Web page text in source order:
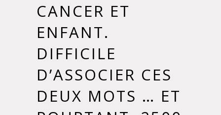
CANCER ET
ENFANT.
DIFFICILE
D’ASSOCIER CES
DEUX MOTS … ET